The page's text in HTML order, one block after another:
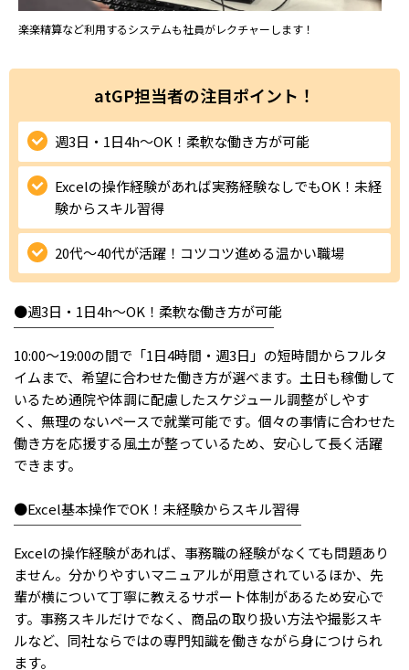
楽楽精算など利用するシステムも社員がレクチャーします！
atGP担当者の注目ポイント！
週3日・1日4h〜OK！柔軟な働き方が可能
Excelの操作経験があれば実務経験なしでもOK！未経
験からスキル習得
20代〜40代が活躍！コツコツ進める温かい職場
●週3日・1日4h〜OK！柔軟な働き方が可能
￣￣￣￣￣￣￣￣￣￣￣￣￣￣￣￣￣￣￣
10:00〜19:00の間で「1日4時間・週3日」の短時間からフルタ
イムまで、希望に合わせた働き方が選べます。土日も稼働して
いるため通院や体調に配慮したスケジュール調整がしやす
く、無理のないペースで就業可能です。個々の事情に合わせた
働き方を応援する風土が整っているため、安心して長く活躍
できます。
●Excel基本操作でOK！未経験からスキル習得
￣￣￣￣￣￣￣￣￣￣￣￣￣￣￣￣￣￣￣￣￣
Excelの操作経験があれば、事務職の経験がなくても問題あり
ません。分かりやすいマニュアルが用意されているほか、先
輩が横について丁寧に教えるサポート体制があるため安心で
す。事務スキルだけでなく、商品の取り扱い方法や撮影スキ
ルなど、同社ならではの専門知識を働きながら身につけられ
ます。
就労移行支援サービス
IT・Web制作スキルを身につける就労移行支援サービス
ソーシャルファームサービス
新しい障害者雇用支援サービス
ご利用ガイド
メニューを閉じる
採用をお考えの企業様はこちら